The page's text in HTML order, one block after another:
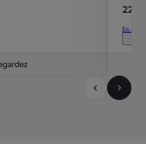
22
En